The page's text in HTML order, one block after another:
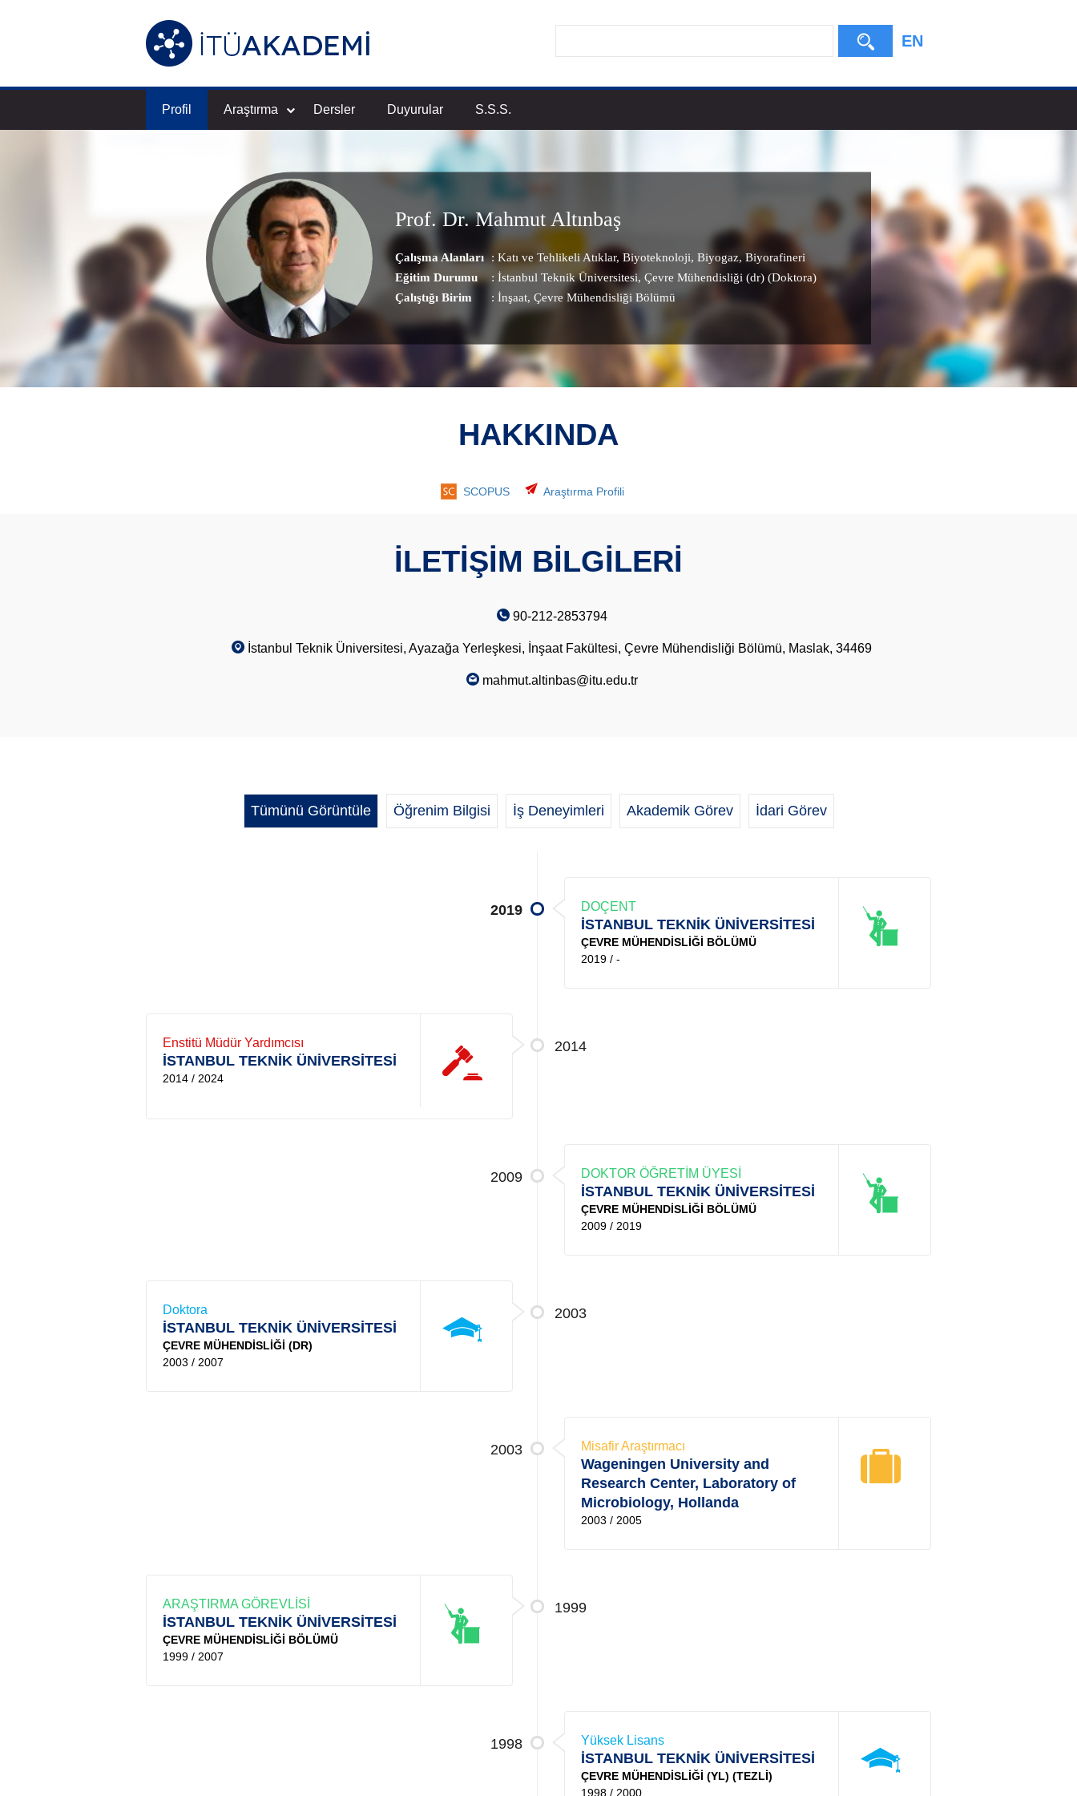
EN
Profil Araştırma Dersler Duyurular S.S.S.
Prof. Dr. Mahmut Altınbaş
Çalışma Alanları : Katı ve Tehlikeli Atıklar, Biyoteknoloji, Biyogaz,Biyorafineri
Eğitim Durumu
: İstanbul Teknik Üniversitesi, Çevre Mühendisliği (dr) (Doktora)
Çalıştığı Birim
: İnşaat, Çevre Mühendisliği Bölümü
HAKKINDA
SCOPUS Araştırma Profili
İLETİŞİM BİLGİLERİ
90-212-2853794
İstanbul Teknik Üniversitesi, Ayazağa Yerleşkesi, İnşaat Fakültesi, Çevre Mühendisliği Bölümü, Maslak, 34469
mahmut.altinbas@itu.edu.tr
Tümünü Görüntüle Öğrenim Bilgisi İş Deneyimleri Akademik Görev İdari Görev
2019 DOÇENT
İSTANBUL TEKNİK ÜNİVERSİTESİ
ÇEVRE MÜHENDİSLİĞİ BÖLÜMÜ
2019 / -
2014
Enstitü Müdür Yardımcısı
İSTANBUL TEKNİK ÜNİVERSİTESİ
2014 / 2024
2009 DOKTOR ÖĞRETİM ÜYESİ
İSTANBUL TEKNİK ÜNİVERSİTESİ
ÇEVRE MÜHENDİSLİĞİ BÖLÜMÜ
2009 / 2019
2003
Doktora
İSTANBUL TEKNİK ÜNİVERSİTESİ
ÇEVRE MÜHENDİSLİĞİ (DR)
2003 / 2007
2003 Misafir Araştırmacı
Wageningen University and
Research Center, Laboratory of
Microbiology, Hollanda
2003 / 2005
1999
ARAŞTIRMA GÖREVLİSİ
İSTANBUL TEKNİK ÜNİVERSİTESİ
ÇEVRE MÜHENDİSLİĞİ BÖLÜMÜ
1999 / 2007
1998 Yüksek Lisans
İSTANBUL TEKNİK ÜNİVERSİTESİ
ÇEVRE MÜHENDİSLİĞİ (YL) (TEZLİ)
1998 / 2000